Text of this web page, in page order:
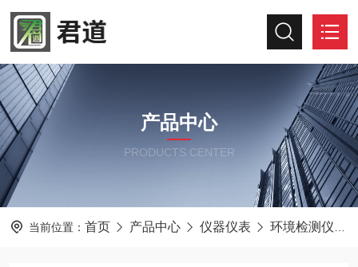
产品中心
PRODUCTS CENTER
当前位置： 首页 产品中心 仪器仪表 环境检测仪器